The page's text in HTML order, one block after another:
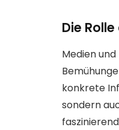
Die
Medien
konkrete
sondern